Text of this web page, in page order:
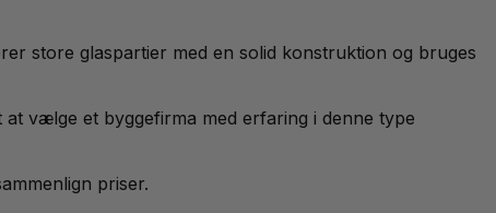
store glaspartier med en solid konstruktion og bruges
vælge et byggefirma med erfaring i denne type
priser.